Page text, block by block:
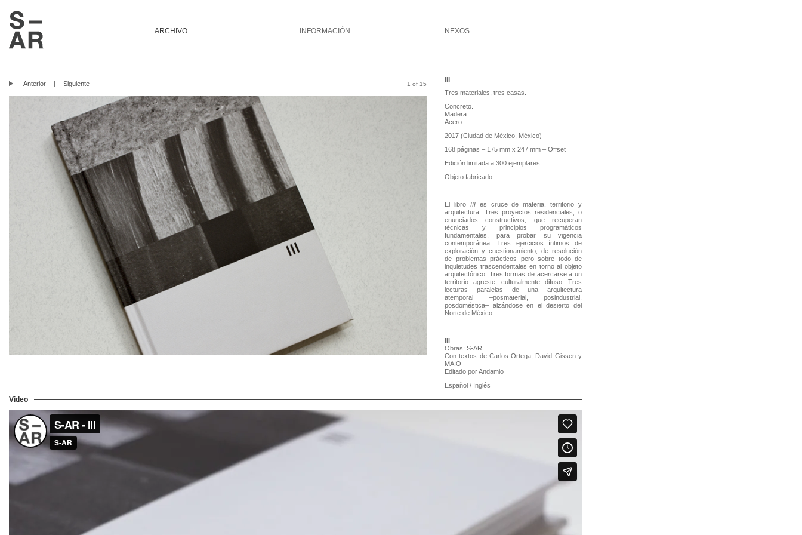
ARCHIVO INFORMACIÓN NEXOS
Tres materiales, tres casas.
Concreto.
Madera.
Acero.
2017 (Ciudad de México, México)
168 páginas – 175 mm x 247 mm – Offset
Edición limitada a 300 ejemplares.
Objeto fabricado.
El libro III es cruce de materia, territorio y
arquitectura. Tres proyectos residenciales, o
enunciados constructivos, que recuperan
técnicas y principios programáticos
fundamentales, para probar su vigencia
contemporánea. Tres ejercicios íntimos de
exploración y cuestionamiento, de resolución
de problemas prácticos pero sobre todo de
inquietudes trascendentales en torno al objeto
arquitectónico. Tres formas de acercarse a un
territorio agreste, culturalmente difuso. Tres
lecturas paralelas de una arquitectura
atemporal –posmaterial, posindustrial,
posdoméstica– alzándose en el desierto del
Norte de México.
III
Obras: S-AR
Con textos de Carlos Ortega, David Gissen y
MAIO
Editado por Andamio
Español / Inglés
Anterior | Siguiente 1 of 15
Video